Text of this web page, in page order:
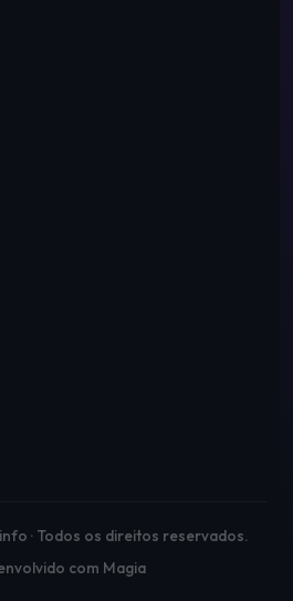
· Todos os direitos reservados.
com Magia